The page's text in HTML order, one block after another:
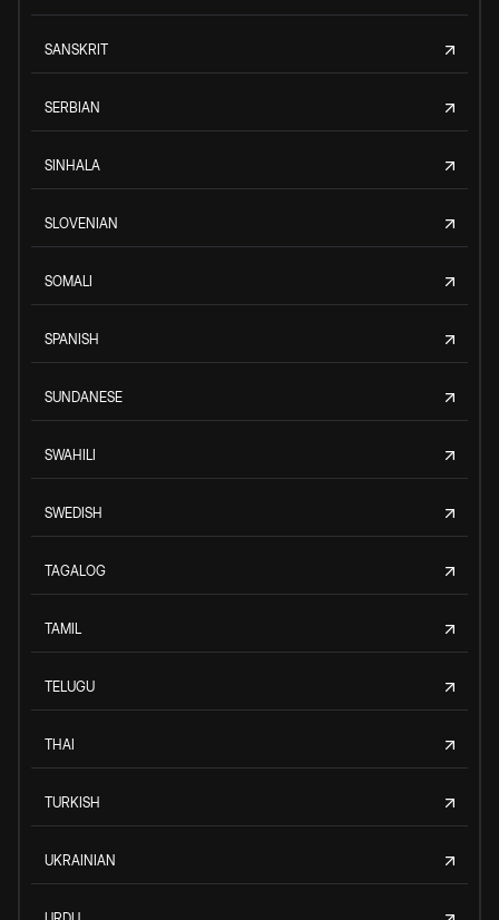
SANSKRIT
SERBIAN
SINHALA
SLOVENIAN
SOMALI
SPANISH
SUNDANESE
SWAHILI
SWEDISH
TAGALOG
TAMIL
TELUGU
THAI
TURKISH
UKRAINIAN